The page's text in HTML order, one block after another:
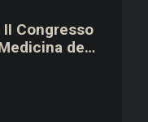
Congresso
de
na